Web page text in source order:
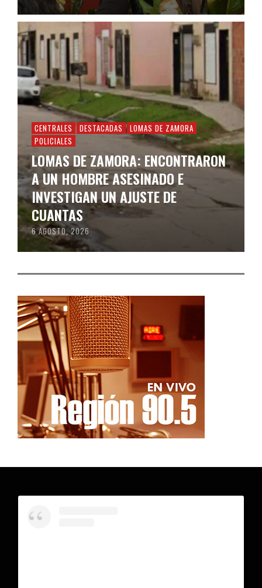
CENTRALES DESTACADAS
LOMAS DE ZAMORA
POLICIALES
LOMAS DE ZAMORA: ENCONTRARON
A UN HOMBRE ASESINADO E
INVESTIGAN UN AJUSTE DE
CUANTAS
6 AGOSTO, 2026